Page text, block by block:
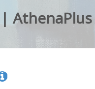
AthenaPlus